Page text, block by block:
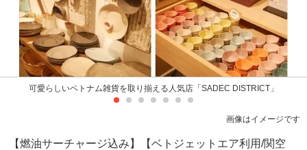
可愛らしいベトナム雑貨を取り揃える人気店「SADEC DISTRICT」
画像はイメージです
【燃油サーチャージ込み】【ベトジェットエア利用/関空